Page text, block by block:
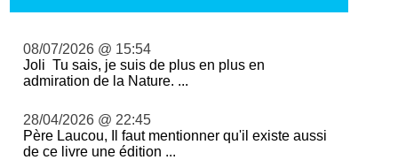
08/07/2026 @ 15:54
Joli Tu sais, je suis de plus en plus en
admiration de la Nature. ...
28/04/2026 @ 22:45
Père Laucou, Il faut mentionner qu'il existe aussi
de ce livre une édition ...